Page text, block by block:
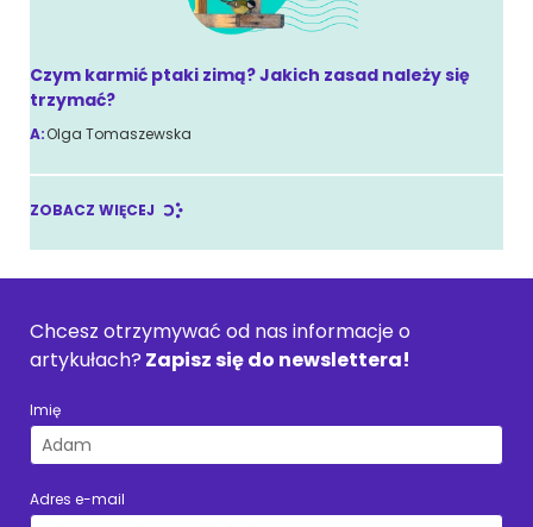
Czym karmić ptaki zimą? Jakich zasad należy się
trzymać?
A:Olga Tomaszewska
ZOBACZ WIĘCEJ
Chcesz otrzymywać od nas informacje o
artykułach? Zapisz się do newslettera!
Imię
Adres e-mail